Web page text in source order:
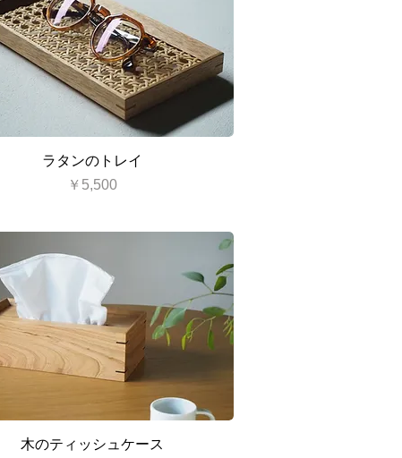
クイックビュー
ラタンのトレイ
価格
￥5,500
クイックビュー
木のティッシュケース